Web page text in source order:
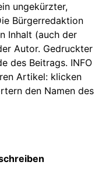
ungekürzter,
Bürgerredaktion
Inhalt (auch der
Autor. Gedruckter
des Beitrags. INFO
Artikel: klicken
den Namen des